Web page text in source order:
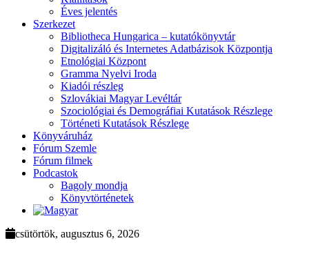
Éves jelentés
Szerkezet
Bibliotheca Hungarica – kutatókönyvtár
Digitalizáló és Internetes Adatbázisok Központja
Etnológiai Központ
Gramma Nyelvi Iroda
Kiadói részleg
Szlovákiai Magyar Levéltár
Szociológiai és Demográfiai Kutatások Részlege
Történeti Kutatások Részlege
Könyváruház
Fórum Szemle
Fórum filmek
Podcastok
Bagoly mondja
Könyvtörténetek
csütörtök, augusztus 6, 2026